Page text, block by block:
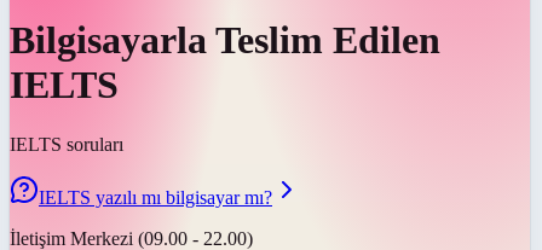
Bilgisayarla Teslim Edilen
IELTS
IELTS soruları
IELTS yazılı mı bilgisayar mı?
İletişim Merkezi (09.00 - 22.00)